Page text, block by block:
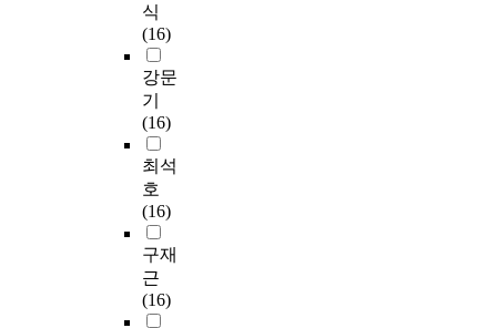
식
(16)
강문
기
(16)
최석
호
(16)
구재
근
(16)